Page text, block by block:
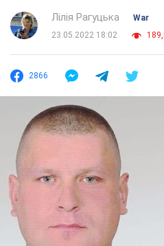
Лілія Рагуцька
War
23.05.2022 18:02
2866